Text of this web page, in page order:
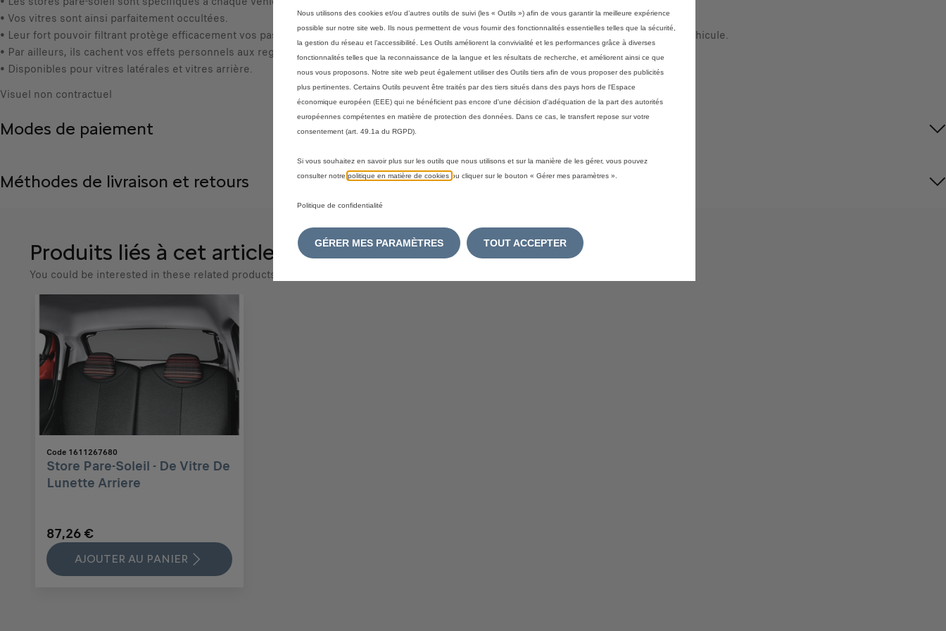
€
T
T
C
/
u
t
é
d
a
t
e
d
t
1
• Vos vitres sont ainsi parfaitement occultées.
• Leur fort pouvoir filtrant protège efficacement vos passagers des rayons solaires et évite une élévation de la température intérieure du véhicule.
• Par ailleurs, ils cachent vos effets personnels aux regards extérieurs.
• Disponibles pour vitres latérales et vitres arrière.
Visuel non contractuel
Modes de paiement
Méthodes de livraison et retours
Produits liés à cet article
You could be interested in these related products
Code 1611267680
Store Pare-Soleil - De Vitre De
Lunette Arriere
87,26 €
AJOUTER AU PANIER
Nous utilisons des cookies et/ou d’autres outils de suivi (les « Outils ») afin de vous garantir la meilleure expérience
possible sur notre site web. Ils nous permettent de vous fournir des fonctionnalités essentielles telles que la sécurité,
la gestion du réseau et l’accessibilité. Les Outils améliorent la convivialité et les performances grâce à diverses
fonctionnalités telles que la reconnaissance de la langue et les résultats de recherche, et améliorent ainsi ce que
nous vous proposons. Notre site web peut également utiliser des Outils tiers afin de vous proposer des publicités
plus pertinentes. Certains Outils peuvent être traités par des tiers situés dans des pays hors de l'Espace
économique européen (EEE) qui ne bénéficient pas encore d'une décision d'adéquation de la part des autorités
européennes compétentes en matière de protection des données. Dans ce cas, le transfert repose sur votre
consentement (art. 49.1a du RGPD).
Si vous souhaitez en savoir plus sur les outils que nous utilisons et sur la manière de les gérer, vous pouvez
consulter notre politique en matière de cookies ou cliquer sur le bouton « Gérer mes paramètres ».
Politique de confidentialité
GÉRER MES PARAMÈTRES TOUT ACCEPTER